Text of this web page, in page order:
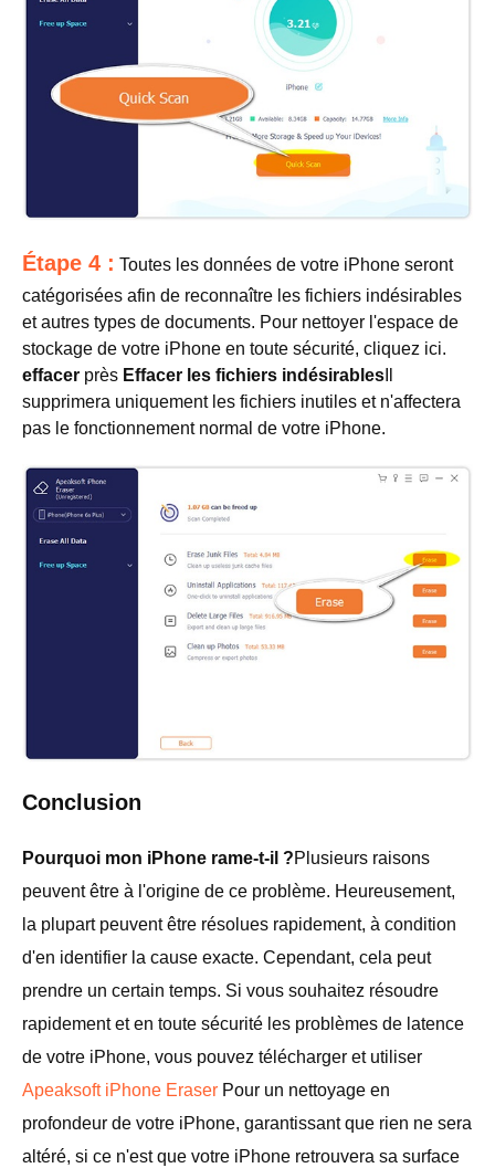
Étape 4 : Toutes les données de votre iPhone seront
catégorisées afin de reconnaître les fichiers indésirables
et autres types de documents. Pour nettoyer l'espace de
stockage de votre iPhone en toute sécurité, cliquez ici.
effacer près Effacer les fichiers indésirables
supprimera uniquement les fichiers inutiles et n'affectera
pas le fonctionnement normal de votre iPhone.
Conclusion
Pourquoi mon iPhone rame-t-il ?Plusieurs raisons
peuvent être à l'origine de ce problème. Heureusement,
la plupart peuvent être résolues rapidement, à condition
d'en identifier la cause exacte. Cependant, cela peut
prendre un certain temps. Si vous souhaitez résoudre
rapidement et en toute sécurité les problèmes de latence
de votre iPhone, vous pouvez télécharger et utiliser
Apeaksoft iPhone Eraser Pour un nettoyage en
profondeur de votre iPhone, garantissant que rien ne sera
altéré, si ce n'est que votre iPhone retrouvera sa surface